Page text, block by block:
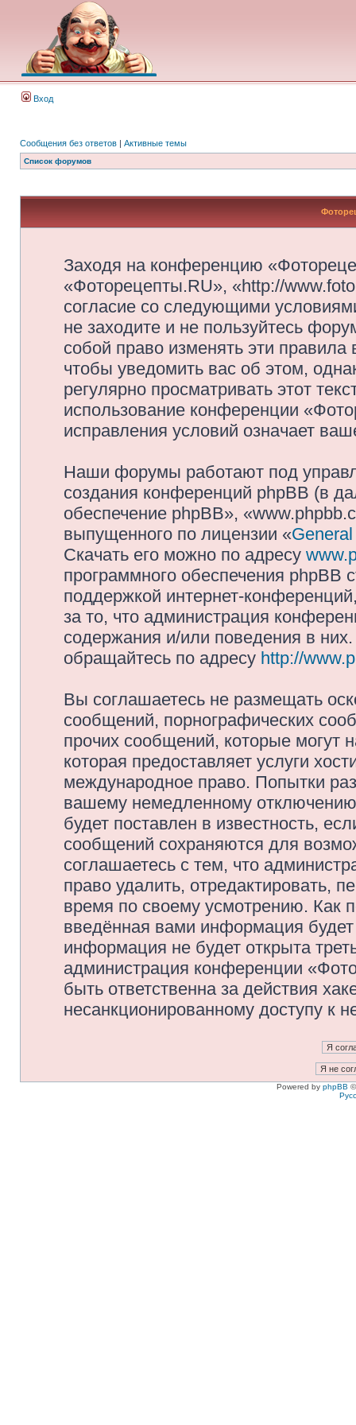
Вход
Сообщения без ответов | Активные темы
Список форумов
Заходя на конференцию
«Фоторецепты.RU», «http://
согласие со следующими
не заходите и не пользуйтесь
собой право изменять эти
чтобы уведомить вас об этом,
регулярно просматривать этот
использование конференции
исправления условий означает
Наши форумы работают под
создания конференций phpBB (в
обеспечение phpBB»,
выпущенного по лицензии «
Скачать его можно по адресу
программного обеспечения phpBB
поддержкой интернет-
за то, что администрация
содержания и/или поведения в
обращайтесь по адресу http://
Вы соглашаетесь не размещать
сообщений, порнографических
прочих сообщений, которые могут
которая предоставляет услуги
международное право. Попытки
вашему немедленному
будет поставлен в известность,
сообщений сохраняются для
соглашаетесь с тем, что
право удалить, отредактировать,
время по своему усмотрению. Как
введённая вами информация
информация не будет открыта
администрация конференции
быть ответственна за действия
несанкционированному доступу к
Powered by phpBB